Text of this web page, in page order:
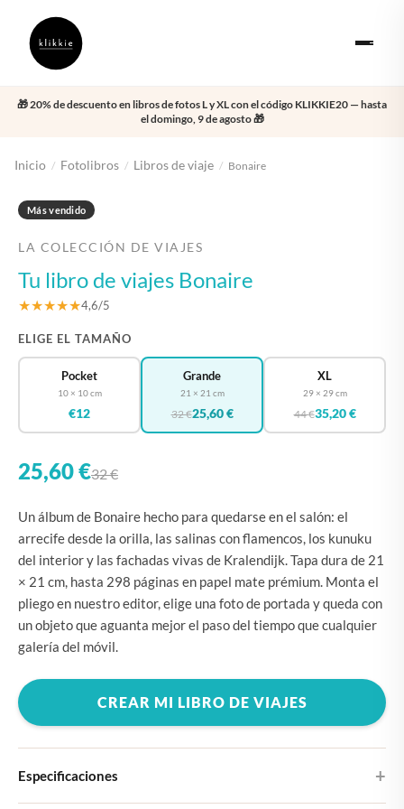
🎁 20% de descuento en libros de fotos L y XL con el código KLIKKIE20 — hasta
el domingo, 9 de agosto 🎁
Inicio / Fotolibros / Libros de viaje / Bonaire
Más vendido
LA COLECCIÓN DE VIAJES
Tu libro de viajes Bonaire
★★★★★4,6/5
ELIGE EL TAMAÑO
Pocket
10 × 10 cm
€12
Grande
21 × 21 cm
32 €25,60 €
XL
29 × 29 cm
44 €35,20 €
25,60 €32 €
Un álbum de Bonaire hecho para quedarse en el salón: el
arrecife desde la orilla, las salinas con flamencos, los kunuku
del interior y las fachadas vivas de Kralendijk. Tapa dura de 21
× 21 cm, hasta 298 páginas en papel mate prémium. Monta el
pliego en nuestro editor, elige una foto de portada y queda con
un objeto que aguanta mejor el paso del tiempo que cualquier
galería del móvil.
CREAR MI LIBRO DE VIAJES
Especificaciones